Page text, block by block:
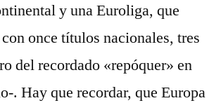
y una Euroliga, que
once títulos nacionales, tres
del recordado «repóquer» en
. Hay que recordar, que Europa